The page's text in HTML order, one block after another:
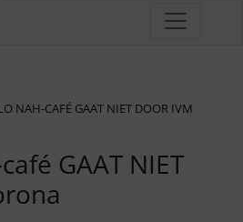
NAH-CAFÉ GAAT NIET DOOR IVM
GAAT NIET